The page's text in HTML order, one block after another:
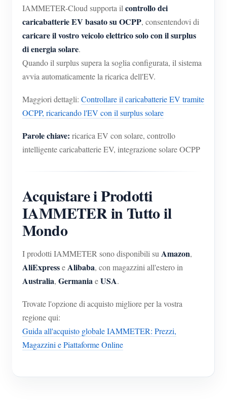
IAMMETER-Cloud supporta ilcontrollo dei
caricabatterie EV basato su OCPP, consentendovi di
caricare il vostro veicolo elettrico solo con il surplus
di energia solare.
Quando il surplus supera la soglia configurata, il sistema
avvia automaticamente la ricarica dell'EV.
Maggiori dettagli: Controllare il caricabatterie EV tramite
OCPP, ricaricando l'EV con il surplus solare
Parole chiave: ricarica EV con solare, controllo
intelligente caricabatterie EV, integrazione solare OCPP
Acquistare i Prodotti
IAMMETER in Tutto il
Mondo
I prodotti IAMMETER sono disponibili suAmazon,
AliExpresseAlibaba, con magazzini all'estero in
Australia, GermaniaeUSA.
Trovate l'opzione di acquisto migliore per la vostra
regione qui:
Guida all'acquisto globale IAMMETER: Prezzi,
Magazzini e Piattaforme Online